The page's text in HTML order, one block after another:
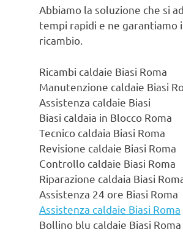
Abbiamo la soluzione che si
tempi rapidi e ne
ricambio.
Ricambi caldaie Biasi Roma
Manutenzione caldaie Biasi
Assistenza caldaie Biasi
Biasi caldaia in Blocco Roma
Tecnico caldaia Biasi Roma
Revisione caldaie Biasi Roma
Controllo caldaie Biasi Roma
Riparazione caldaia Biasi
Assistenza 24 ore Biasi Roma
Assistenza caldaie Biasi Roma
Bollino blu caldaie Biasi Roma